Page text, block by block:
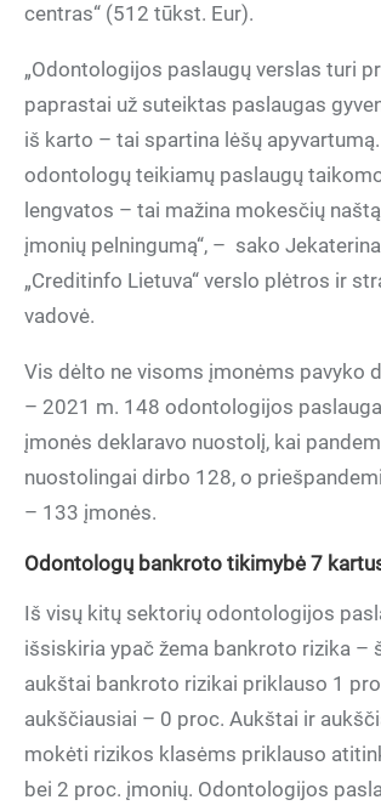
centras“ (512 tūkst. Eur).
„Odontologijos paslaugų verslas turi
paprastai už suteiktas paslaugas
iš karto – tai spartina lėšų
odontologų teikiamų paslaugų
lengvatos – tai mažina mokesčių
įmonių pelningumą“, – sako
„Creditinfo Lietuva“ verslo plėtros ir
vadovė.
Vis dėlto ne visoms įmonėms pavyko
– 2021 m. 148 odontologijos
įmonės deklaravo nuostolį, kai
nuostolingai dirbo 128, о
– 133 įmonės.
Odontologų bankroto tikimybė 7
Iš visų kitų sektorių odontologijos
išsiskiria ypač žema bankroto rizika –
aukštai bankroto rizikai priklauso 1
aukščiausiai – 0 proc. Aukštai ir
mokėti rizikos klasėms priklauso
bei 2 proc. įmonių. Odontologijos